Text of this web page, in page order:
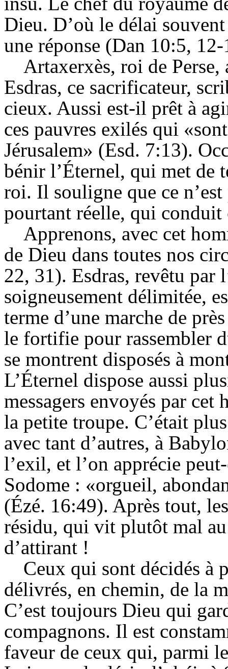
Dieu. D’où le délai
une réponse (Dan 10:5,
Artaxerxès, roi de
Esdras, ce sacrificateur,
cieux. Aussi est-il prêt à
ces pauvres exilés qui
Jérusalem» (Esd. 7:13).
bénir l’Éternel, qui met de
roi. Il souligne que ce
pourtant réelle, qui
Apprenons, avec cet
de Dieu dans toutes nos
22, 31). Esdras, revêtu par
soigneusement délimitée,
terme d’une marche de
le fortifie pour rassembler
se montrent disposés à
L’Éternel dispose aussi
messagers envoyés par cet
la petite troupe. C’était
avec tant d’autres, à
l’exil, et l’on apprécie
Sodome : «orgueil,
(Ézé. 16:49). Après tout,
résidu, qui vit plutôt mal
d’attirant !
Ceux qui sont décidés à
délivrés, en chemin, de la
C’est toujours Dieu qui
compagnons. Il est
faveur de ceux qui, parmi